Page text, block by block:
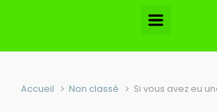
Accueil Non classé Si vous avez eu